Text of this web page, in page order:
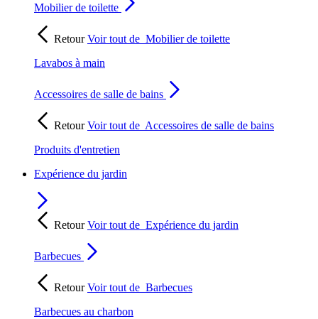
Mobilier de toilette
RetourVoir tout de Mobilier de toilette
Lavabos à main
Accessoires de salle de bains
RetourVoir tout de Accessoires de salle de bains
Produits d'entretien
Expérience du jardin
RetourVoir tout de Expérience du jardin
Barbecues
RetourVoir tout de Barbecues
Barbecues au charbon